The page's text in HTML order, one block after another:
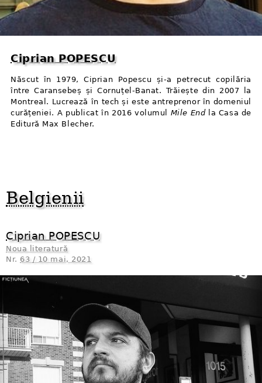
Ciprian POPESCU
Născut în 1979, Ciprian Popescu și-a petrecut copilăria
între Caransebeș și Cornuțel-Banat. Trăiește din 2007 la
Montreal. Lucrează în tech și este antreprenor în domeniul
curățeniei. A publicat în 2016 volumul Mile End la Casa de
Editură Max Blecher.
Belgienii
Ciprian POPESCU
Noua literatură
Nr. 63 / 10 mai, 2021